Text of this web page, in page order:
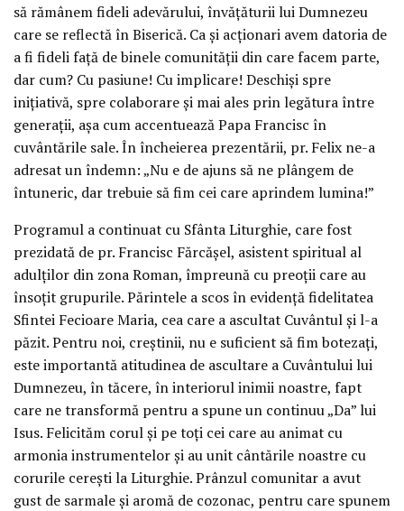
să rămânem fideli adevărului, învățăturii lui Dumnezeu
care se reflectă în Biserică. Ca și acționari avem datoria de
a fi fideli față de binele comunității din care facem parte,
dar cum? Cu pasiune! Cu implicare! Deschiși spre
inițiativă, spre colaborare și mai ales prin legătura între
generații, așa cum accentuează Papa Francisc în
cuvântările sale. În încheierea prezentării, pr. Felix ne-a
adresat un îndemn: „Nu e de ajuns să ne plângem de
întuneric, dar trebuie să fim cei care aprindem lumina!”
Programul a continuat cu Sfânta Liturghie, care fost
prezidată de pr. Francisc Fărcășel, asistent spiritual al
adulților din zona Roman, împreună cu preoții care au
însoțit grupurile. Părintele a scos în evidență fidelitatea
Sfintei Fecioare Maria, cea care a ascultat Cuvântul și l-a
păzit. Pentru noi, creștinii, nu e suficient să fim botezați,
este importantă atitudinea de ascultare a Cuvântului lui
Dumnezeu, în tăcere, în interiorul inimii noastre, fapt
care ne transformă pentru a spune un continuu „Da” lui
Isus. Felicităm corul și pe toți cei care au animat cu
armonia instrumentelor și au unit cântările noastre cu
corurile cerești la Liturghie. Prânzul comunitar a avut
gust de sarmale și aromă de cozonac, pentru care spunem